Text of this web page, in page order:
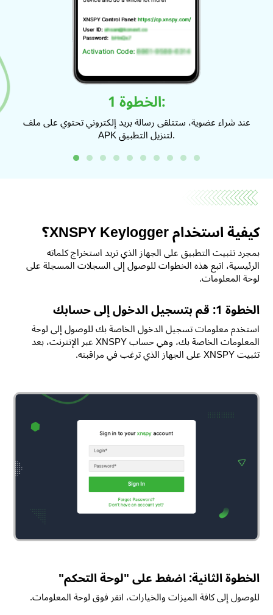
الخطوة 1:
عند شراء عضوية، ستتلقى رسالة بريد إلكتروني تحتوي على ملف
APK لتنزيل التطبيق.
كيفية استخدام XNSPY Keylogger؟
بمجرد تثبيت التطبيق على الجهاز الذي تريد استخراج كلماته
الرئيسية، اتبع هذه الخطوات للوصول إلى السجلات المسجلة على
لوحة المعلومات.
الخطوة 1: قم بتسجيل الدخول إلى حسابك
استخدم معلومات تسجيل الدخول الخاصة بك للوصول إلى لوحة
المعلومات الخاصة بك، وهي حساب XNSPY عبر الإنترنت، بعد
تثبيت XNSPY على الجهاز الذي ترغب في مراقبته.
الخطوة الثانية: اضغط على "لوحة التحكم"
للوصول إلى كافة الميزات والخيارات، انقر فوق لوحة المعلومات.